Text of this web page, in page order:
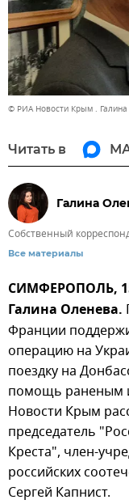
© РИА Новости Крым .
Читать в
Галина
Собственный
Все материалы
СИМФЕРОПОЛЬ,
Галина Оленева.
Франции
операцию на
поездку на
помощь раненым
Новости Крым
председатель
Креста", член-
российских
Сергей Капнист.